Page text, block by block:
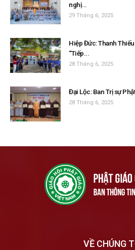
nghị...
29 Tháng 6, 2025
Hiệp Đức: Thanh
“Tiếp...
28 Tháng 6, 2025
Đại Lộc: Ban Trị sự
28 Tháng 6, 2025
VỀ CHÚNG